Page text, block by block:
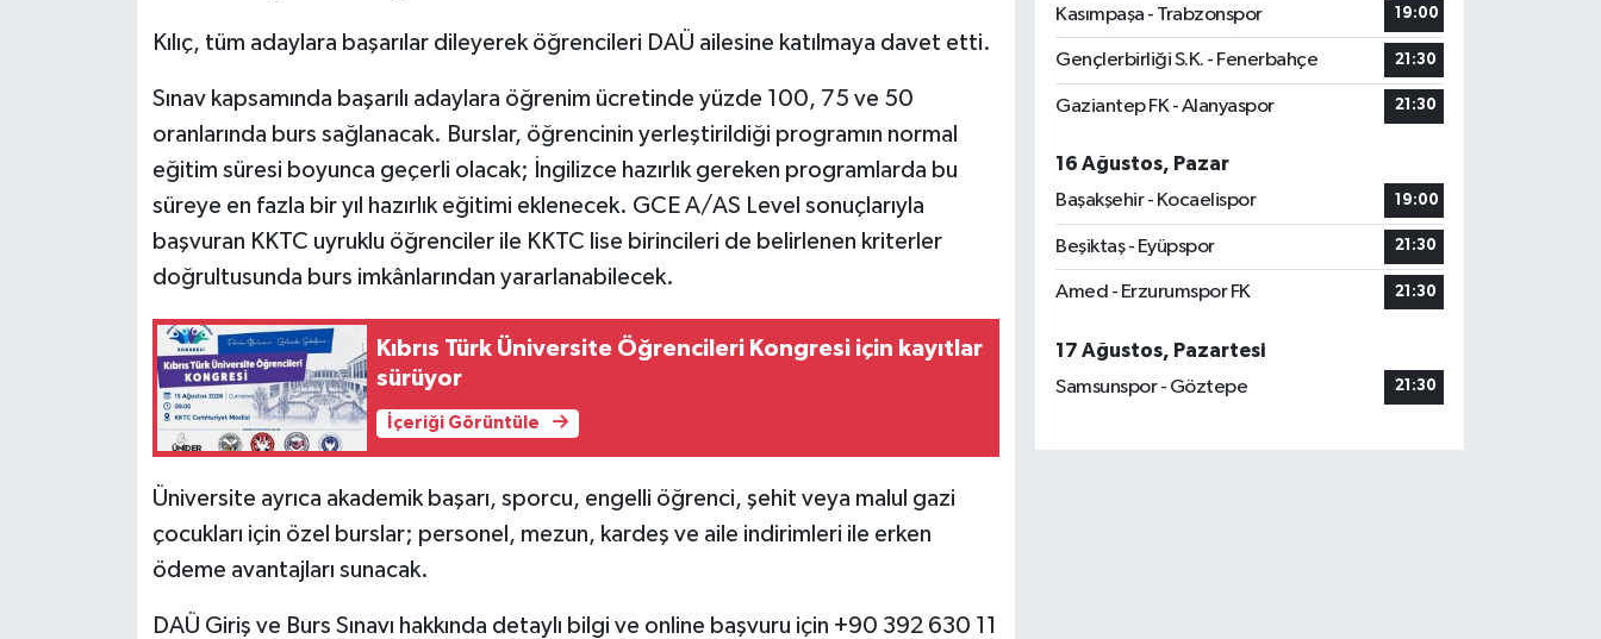
Kılıç, tüm adaylara başarılar dileyerek öğrencileri DAÜ ailesine katılmaya davet etti.
Sınav kapsamında başarılı adaylara öğrenim ücretinde yüzde 100, 75 ve 50
oranlarında burs sağlanacak. Burslar, öğrencinin yerleştirildiği programın normal
eğitim süresi boyunca geçerli olacak; İngilizce hazırlık gereken programlarda bu
süreye en fazla bir yıl hazırlık eğitimi eklenecek. GCE A/AS Level sonuçlarıyla
başvuran KKTC uyruklu öğrenciler ile KKTC lise birincileri de belirlenen kriterler
doğrultusunda burs imkânlarından yararlanabilecek.
Kıbrıs Türk Üniversite Öğrencileri Kongresi için kayıtlar
sürüyor
İçeriği Görüntüle
Üniversite ayrıca akademik başarı, sporcu, engelli öğrenci, şehit veya malul gazi
çocukları için özel burslar; personel, mezun, kardeş ve aile indirimleri ile erken
ödeme avantajları sunacak.
DAÜ Giriş ve Burs Sınavı hakkında detaylı bilgi ve online başvuru için +90 392 630 11
Kasımpaşa - Trabzonspor 19:00
Gençlerbirliği S.K. - Fenerbahçe 21:30
Gaziantep FK - Alanyaspor 21:30
16 Ağustos, Pazar
Başakşehir - Kocaelispor
19:00
Beşiktaş - Eyüpspor 21:30
Amed - Erzurumspor FK 21:30
17 Ağustos, Pazartesi
Samsunspor - Göztepe
21:30